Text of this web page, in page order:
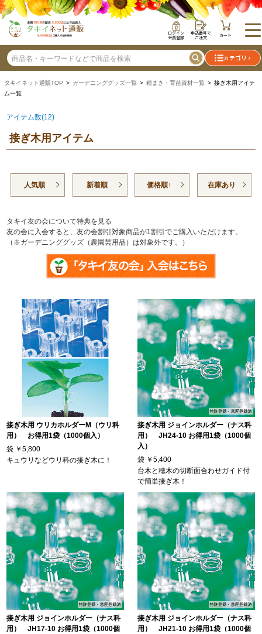
ログイン
会員登録
申込番号で
ご注文 カート
カテゴリ
タキイネット通販TOP > ガーデニンググッズ一覧 > 種まき・育苗資材一覧 > 接ぎ木用アイテ
ム一覧
アイテム数(12)
接ぎ木用アイテム
人気順 新着順 価格順↑ 在庫あり
タキイ友の会について特典を見る
友の会に入会すると、友の会割引対象商品が1割引でご購入いただけます。
（※ガーデニンググッズ（農園芸用品）は対象外です。）
接ぎ木用 ウリカホルダーM（ウリ科
用） お得用1袋（1000個入）
袋 ￥5,800
キュウリなどウリ科の接ぎ木に！
接ぎ木用 ジョインホルダー（ナス科
用） JH24-10 お得用1袋（1000個
入）
袋 ￥5,400
台木と穂木の切断面合わせガイド付
で簡単接ぎ木！
接ぎ木用 ジョインホルダー（ナス科
用） JH17-10 お得用1袋（1000個
接ぎ木用 ジョインホルダー（ナス科
用） JH21-10 お得用1袋（1000個